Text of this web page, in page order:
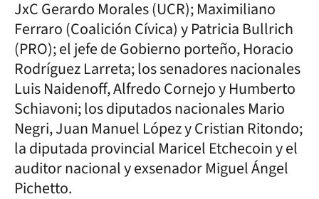
JxC Gerardo Morales (UCR); Maximiliano
Ferraro (Coalición Cívica) y Patricia Bullrich
(PRO); el jefe de Gobierno porteño, Horacio
Rodríguez Larreta; los senadores nacionales
Luis Naidenoff, Alfredo Cornejo y Humberto
Schiavoni; los diputados nacionales Mario
Negri, Juan Manuel López y Cristian Ritondo;
la diputada provincial Maricel Etchecoin y el
auditor nacional y exsenador Miguel Ángel
Pichetto.